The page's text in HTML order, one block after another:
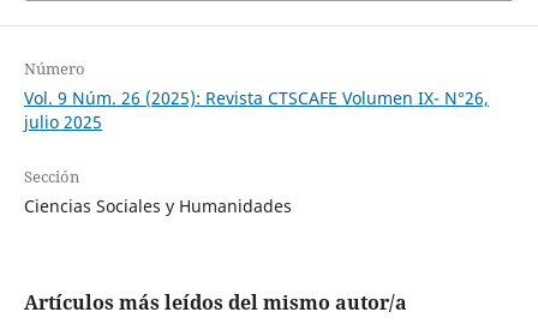
Número
Vol. 9 Núm. 26 (2025): Revista CTSCAFE Volumen IX- N°26,
julio 2025
Sección
Ciencias Sociales y Humanidades
Artículos más leídos del mismo autor/a